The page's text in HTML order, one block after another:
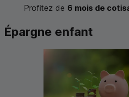
Profitez de 6 mois de
Épargne enfant